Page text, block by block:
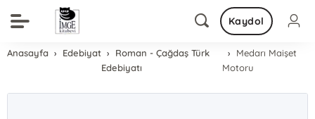
Kaydol
Anasayfa Edebiyat
Roman - Çağdaş Türk
Edebiyatı
Medarı Maişet
Motoru